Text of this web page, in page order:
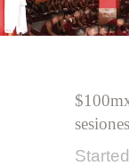
sesiones